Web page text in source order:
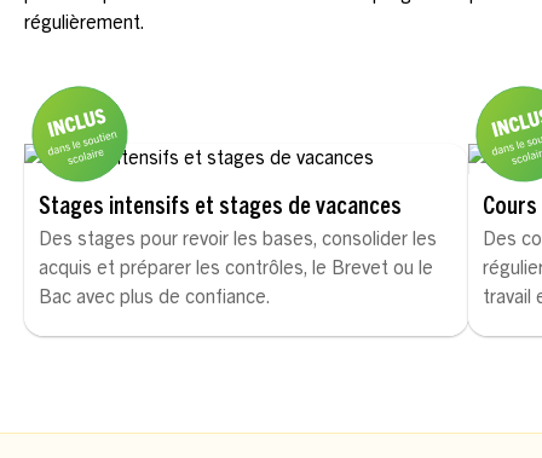
régulièrement.
Stages intensifs et stages de vacances
Des stages pour revoir les bases, consolider les
acquis et préparer les contrôles, le Brevet ou le
Bac avec plus de confiance.
Des
travail